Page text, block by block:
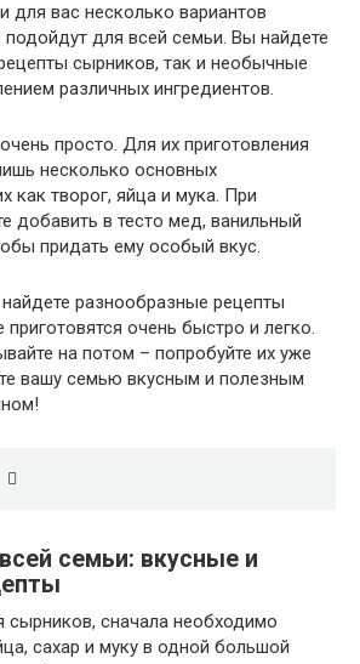
вас несколько вариантов
для всей семьи. Вы найдете
сырников, так и необычные
различных ингредиентов.
просто. Для их приготовления
несколько основных
как творог, яйца и мука. При
добавить в тесто мед, ванильный
придать ему особый вкус.
разнообразные рецепты
очень быстро и легко.
на потом – попробуйте их уже
вашу семью вкусным и полезным
семьи: вкусные и
сырников, сначала необходимо
сахар и муку в одной большой